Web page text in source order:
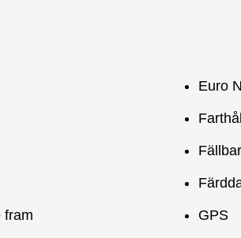
fram
Euro
GPS